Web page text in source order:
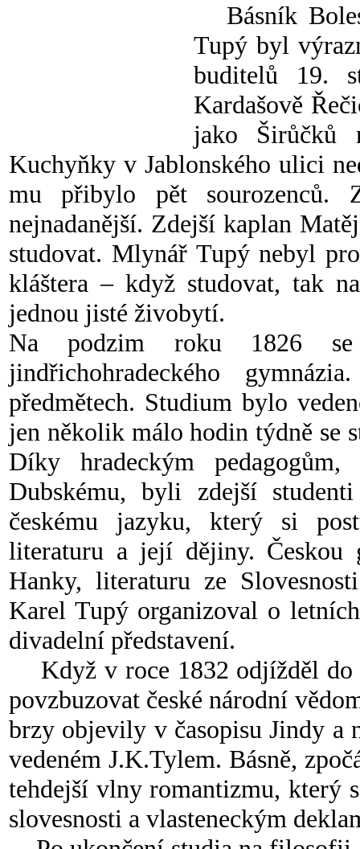
Básník
Tupý byl
buditelů 19.
Kardašově
jako Širůčků
Kuchyňky v Jablonského ulici
mu přibylo pět sourozenců.
nejnadanější. Zdejší kaplan
studovat. Mlynář Tupý nebyl
kláštera – když studovat, tak
jednou jisté živobytí.
Na podzim roku 1826 se
jindřichohradeckého
předmětech. Studium bylo
jen několik málo hodin týdně se
Díky hradeckým
Dubskému, byli zdejší
českému jazyku, který si
literaturu a její dějiny. Českou
Hanky, literaturu ze
Karel Tupý organizoval o
divadelní představení.
Když v roce 1832 odjížděl do
povzbuzovat české národní
brzy objevily v časopisu Jindy a
vedeném J.K.Tylem. Básně,
tehdejší vlny romantizmu, který
slovesnosti a vlasteneckým